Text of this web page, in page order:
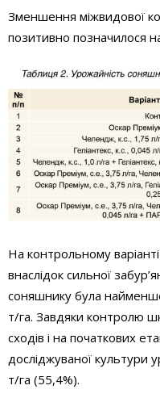
Зменшення міжвидової
позитивно позначилося
На контрольному
внаслідок сильної
соняшнику була
т/га. Завдяки контролю
сходів і на початкових
досліджуваної культури
т/га (55,4%).